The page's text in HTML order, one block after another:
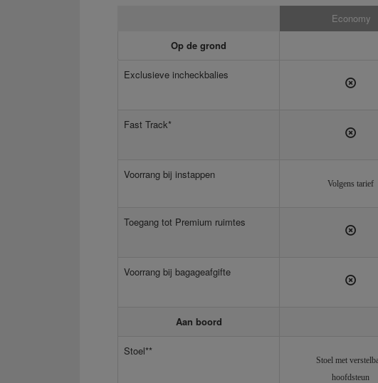
Economy
Op de grond
Exclusieve incheckbalies
Fast Track*
Voorrang bij instappen
Volgens tarief
Toegang tot Premium ruimtes
Voorrang bij bagageafgifte
Aan boord
Stoel**
Stoel met
hoofdsteun